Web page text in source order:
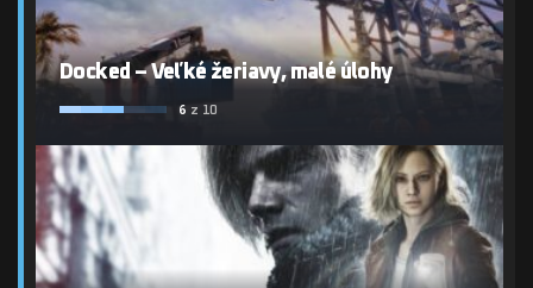
Docked – Veľké žeriavy, malé úlohy
6 z 10